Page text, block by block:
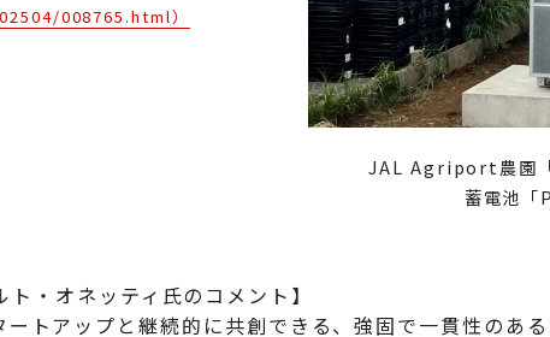
008765.html）
JAL Agriport農園
蓄電池「
・オネッティ氏のコメント】
ートアップと継続的に共創できる、強固で一貫性のあ